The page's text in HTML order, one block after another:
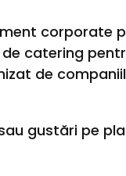
corporate
catering
de
gustări pe